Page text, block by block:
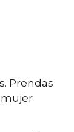
Prendas
mujer